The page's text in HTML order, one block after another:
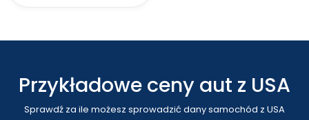
Przykładowe ceny aut z USA
Sprawdź za ile możesz sprowadzić dany samochód z USA